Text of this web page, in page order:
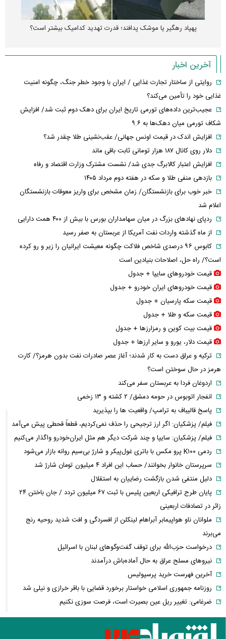
پهپاد رهگیر یا موشک پدافند؛ قدرت تهدید کدامیک بیشتر است؟
آخرین اخبار
روایتی از ساختار تجارت غذایی / ایران با وجود خطر جنگ، چگونه امنیت
غذایی خود را تأمین می‌کند؟
عجیب‌ترین داده‌های تورمی تاریخ ایران برای دهک دوم ثبت شد/ افزایش
شکاف تورمی میان دهک‌ها به ۹.۶
افزایش اندک در قیمت اونس جهانی/ عقب‌نشینی طلا چقدر شد؟
دلار روی کانال ۱۸۷ هزار تومانی ثابت باقی ماند
افزایش اعتبار کالابرگ جدی شد/ نشست مشترک وزارت اقتصاد و رفاه
بازدهی منفی طلا و سکه در هفته دوم مرداد ۱۴۰۵
خبر خوب برای بازنشستگان/ زمان مشخص برای واریز معوقات بازنشستگان
اعلام شد
ردپای نهاد‌های بزرگ در میان سهامداران بورس با بیش از ۴۰۰ همت دارایی
از ماه گذشته واردات نفت آمریکا از عربستان به صفر رسید
کابوس ۹۶ درصدی شاخص فلاکت چگونه معیشت ایرانیان را زیر و رو کرده
است؟/ راه حل، اصلاحات بنیادین است
قیمت خودرو‌های سایپا + جدول
قیمت خودرو‌های ایران خودرو + جدول
قیمت سکه پارسیان + جدول
قیمت سکه و طلا + جدول
قیمت بیت کوین و رمزارز‌ها + جدول
قیمت دلار، یورو و سایر ارز‌ها + جدول
ترکیه و عراق دست به کار شدند؛ آغاز عصر صادرات نفت بدون هرمز؟/ کارت
هرمز در حال سوختن است؟
اردوغان فردا به عربستان سفر می‌کند
انفجار اتوبوس در حومه دمشق/ ۲ کشته و ۱۳ زخمی
پاسخ قالیباف به ترامپ/ واقعیت ها را بپذیرید
فیلم/ پزشکیان: اگر ارز ترجیحی را حذف نمی‌کردیم، قطعاً قحطی پیش می‌آمد
فیلم/ پزشکیان: سایپا و چند شرکت دیگر هم مثل ایران‌خودرو واگذار می‌کنیم
ردمی K۱۰۰ پرو مکس با باتری غول‌پیکر و شارژ بی‌سیم روانه بازار می‌شود
سرپرستان خانوار بخوانند/ حساب این افراد ۴ میلیون تومان شارژ شد
دلیل منتفی شدن بازگشت رضاییان به استقلال
پایان طرح ترافیکی اربعین پلیس با ثبت ۶۷ میلیون تردد / جان باختن ۲۴
زائر در تصادفات اربعینی
ملوانان ناو هواپیمابر آبراهام لینکلن از افسردگی و افت شدید روحیه رنج
می‌برند
درخواست حزب‌الله برای توقف گفت‌وگوهای لبنان با اسرائیل
نیروهای مسلح عراق به حال آماده‌باش درآمدند
آخرین فهرست خرید پرسپولیس
روزنامه جمهوری اسلامی خواستار برخورد قضایی با باقر خرازی و نیلی شد
ضرغامی: تغییر ریل عین بصیرت است، فرصت سوزی نکنیم
تکذیب اعمال ضریب ۲.۷ برای اینترنت بین‌الملل از سوی سازمان تنظیم
مقررات